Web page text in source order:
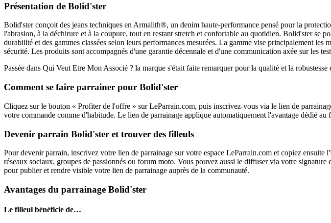
Présentation de Bolid'ster
Bolid'ster conçoit des jeans techniques en Armalith®, un denim haute-performance pensé pour la
l'abrasion, à la déchirure et à la coupure, tout en restant stretch et confortable au quotidien. Bolid'ster
durabilité et des gammes classées selon leurs performances mesurées. La gamme vise principalement
sécurité. Les produits sont accompagnés d'une garantie décennale et d'une communication axée sur les
Passée dans Qui Veut Etre Mon Associé ? la marque s'était faite remarquer pour la qualité et la robustesse
Comment se faire parrainer pour Bolid'ster
Cliquez sur le bouton « Profiter de l'offre » sur LeParrain.com, puis inscrivez-vous via le lien de
votre commande comme d'habitude. Le lien de parrainage applique automatiquement l'avantage dédié
Devenir parrain Bolid'ster et trouver des filleuls
Pour devenir parrain, inscrivez votre lien de parrainage sur votre espace LeParrain.com et copiez
réseaux sociaux, groupes de passionnés ou forum moto. Vous pouvez aussi le diffuser via votre
pour publier et rendre visible votre lien de parrainage auprès de la communauté.
Avantages du parrainage Bolid'ster
Le filleul bénéficie de…